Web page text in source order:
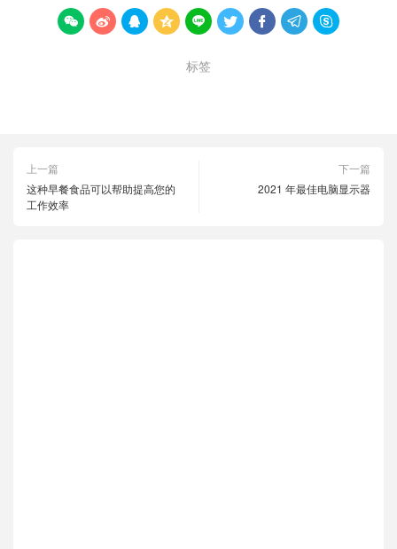
        
标签
上一篇
这种早餐食品可以帮助提高您的
工作效率
下一篇
2021 年最佳电脑显示器